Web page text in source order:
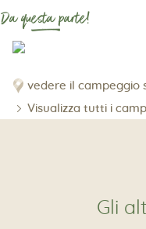
Da questa parte!
vedere il campeggio
Visualizza tutti i
Gli